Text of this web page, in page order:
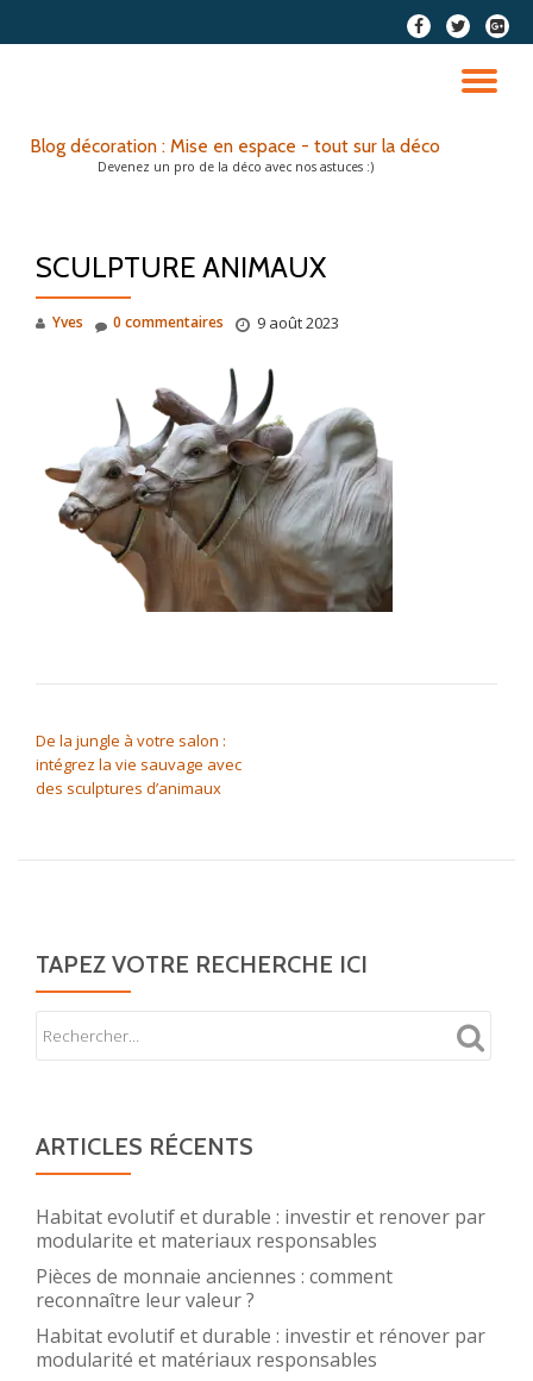
fa-
facebook
fa-
twitter
fa-
plus-
Blog décoration : Mise en espace - tout sur la déco
Devenez un pro de la déco avec nos astuces :)
SCULPTURE ANIMAUX
Yves 9 août 2023
0 commentaires
De la jungle à votre salon :
intégrez la vie sauvage avec
des sculptures d’animaux
TAPEZ VOTRE RECHERCHE ICI
ARTICLES RÉCENTS
Habitat evolutif et durable : investir et renover par
modularite et materiaux responsables
Pièces de monnaie anciennes : comment
reconnaître leur valeur ?
Habitat evolutif et durable : investir et rénover par
modularité et matériaux responsables